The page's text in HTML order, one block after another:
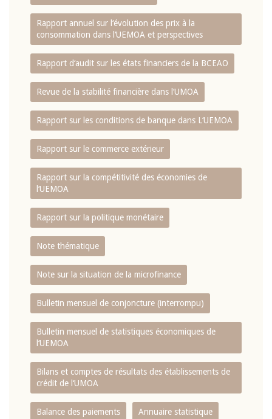
Rapport annuel sur l‘évolution des prix à la
consommation dans l‘UEMOA et perspectives
Rapport d‘audit sur les états financiers de la BCEAO
Revue de la stabilité financière dans l‘UMOA
Rapport sur les conditions de banque dans L‘UEMOA
Rapport sur le commerce extérieur
Rapport sur la compétitivité des économies de
l‘UEMOA
Rapport sur la politique monétaire
Note thématique
Note sur la situation de la microfinance
Bulletin mensuel de conjoncture (interrompu)
Bulletin mensuel de statistiques économiques de
l‘UEMOA
Bilans et comptes de résultats des établissements de
crédit de l‘UMOA
Balance des paiements Annuaire statistique